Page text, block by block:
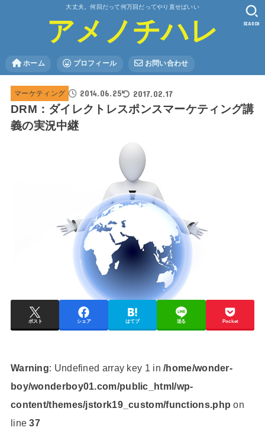
大丈夫。何回だって何万回だってやり直せばいい
アメノチハレ
ホーム プロフィール お問い合わせ
SEARCH
マーケティング 2014.06.25 2017.02.17
DRM：ダイレクトレスポンスマーケティング講
義の実況中継
ポスト シェア はてブ 送る Pocket
Warning: Undefined array key 1 in/home/wonder-
boy/wonderboy01.com/public_html/wp-
content/themes/jstork19_custom/functions.php on
line37